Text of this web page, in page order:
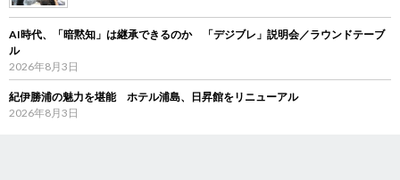
AI時代、「暗黙知」は継承できるのか 「デジブレ」説明会／ラウンドテーブ
ル
2026年8月3日
紀伊勝浦の魅力を堪能 ホテル浦島、日昇館をリニューアル
2026年8月3日